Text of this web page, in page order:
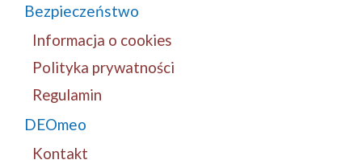
Bezpieczeństwo
Informacja o cookies
Polityka prywatności
Regulamin
DEOmeo
Kontakt